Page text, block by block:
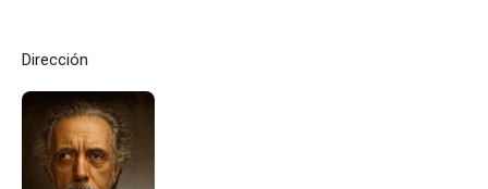
Dirección